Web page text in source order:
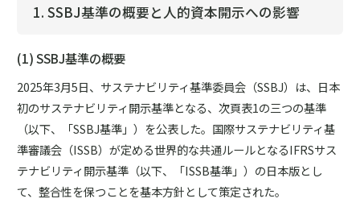
1. SSBJ基準の概要と人的資本開示への影響
(1) SSBJ基準の概要
2025年3月5日、サステナビリティ基準委員会（SSBJ）は、日本
初のサステナビリティ開示基準となる、次頁表1の三つの基準
（以下、「SSBJ基準」）を公表した。国際サステナビリティ基
準審議会（ISSB）が定める世界的な共通ルールとなるIFRSサス
テナビリティ開示基準（以下、「ISSB基準」）の日本版とし
て、整合性を保つことを基本方針として策定された。